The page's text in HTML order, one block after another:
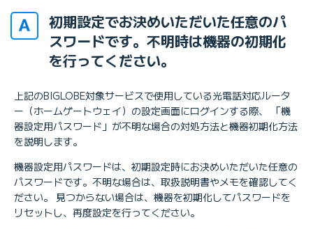
初期設定でお決めいただいた任意のパ
スワードです。不明時は機器の初期化
を行ってください。
上記のBIGLOBE対象サービスで使用している光電話対応ルータ
ー（ホームゲートウェイ）の設定画面にログインする際、 「機
器設定用パスワード」が不明な場合の対処方法と機器初期化方法
を説明します。
機器設定用パスワードは、初期設定時にお決めいただいた任意の
パスワードです。不明な場合は、取扱説明書やメモを確認してく
ださい。 見つからない場合は、機器を初期化してパスワードを
リセットし、再度設定を行ってください。